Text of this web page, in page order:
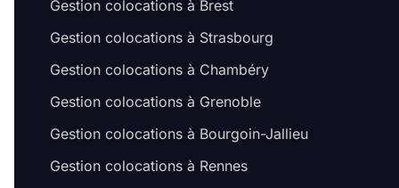
Gestion colocations à Brest
Gestion colocations à Strasbourg
Gestion colocations à Chambéry
Gestion colocations à Grenoble
Gestion colocations à Bourgoin-Jallieu
Gestion colocations à Rennes